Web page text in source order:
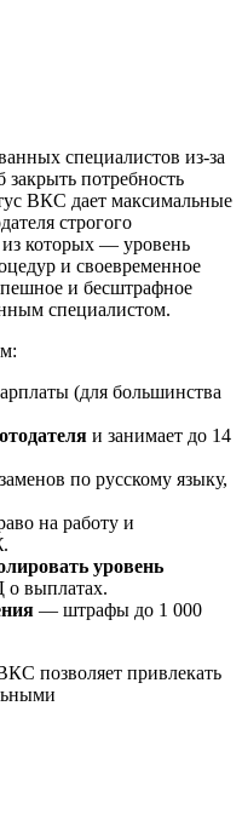
специалистов из-за
потребность
ВКС дает максимальные
строгого
из которых — уровень
и своевременное
и бесштрафное
специалистом.
(для большинства
и занимает до 14
по русскому языку,
на работу и
уровень
выплатах.
— штрафы до 1 000
позволяет привлекать